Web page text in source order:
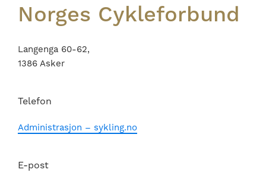
Norges Cykleforbund
Langenga 60-62,
1386 Asker
Telefon
Administrasjon – sykling.no
E-post